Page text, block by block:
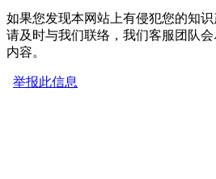
如果您发现本网站上有侵犯您的知识
请及时与我们联络，我们客服团队
内容。
举报此信息